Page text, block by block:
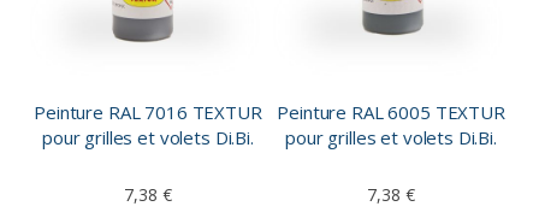
Peinture RAL 7016 TEXTUR
pour grilles et volets Di.Bi.
7,38 €
Peinture RAL 6005 TEXTUR
pour grilles et volets Di.Bi.
7,38 €